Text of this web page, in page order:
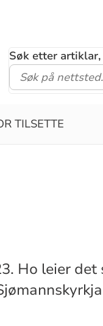
Søk etter
TILSETTE
Ho leier det